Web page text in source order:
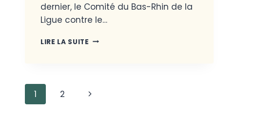
dernier, le Comité du Bas-Rhin de la
Ligue contre le…
LIRE LA SUITE
1 2